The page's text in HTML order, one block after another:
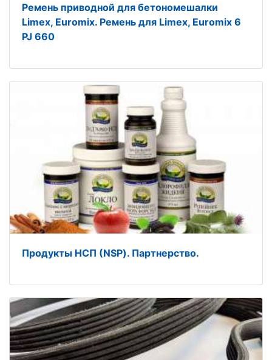
Ремень приводной для бетономешалки
Limex, Euromix. Ремень для Limex, Euromix 6
PJ 660
Продукты НСП (NSP). Партнерство.